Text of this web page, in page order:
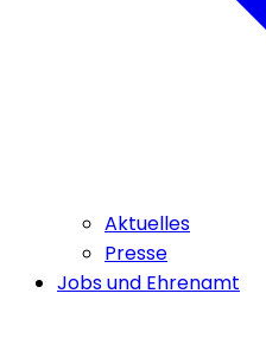
Aktuelles
Presse
Jobs und Ehrenamt